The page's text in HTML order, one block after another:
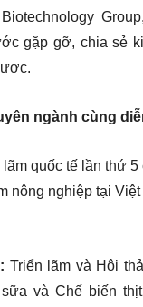
gặp gỡ, chia sẻ
ngành cùng
lãm quốc tế lần thứ
nông nghiệp tại
Triển lãm và Hội
và Chế biến